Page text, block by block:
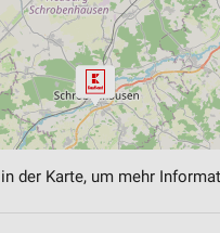
der Karte, um mehr